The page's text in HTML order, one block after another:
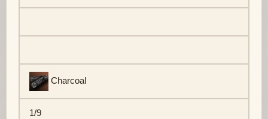
Charcoal
1/9